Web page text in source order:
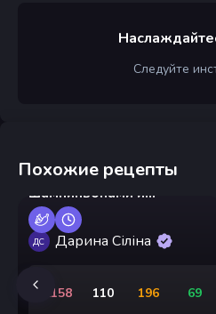
Следуйте
Похожие рецепты
Салат «Грибная поляна» с
шампиньонами и
ветчиной
ДС Дарина Сіліна
2158 110 196 69